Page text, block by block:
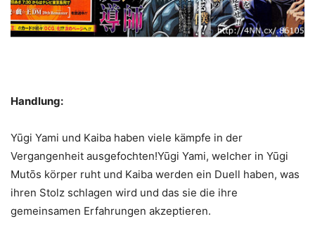
Handlung:
Yūgi Yami und Kaiba haben viele kämpfe in der
Vergangenheit ausgefochten!Yūgi Yami, welcher in Yūgi
Mutōs körper ruht und Kaiba werden ein Duell haben, was
ihren Stolz schlagen wird und das sie die ihre
gemeinsamen Erfahrungen akzeptieren.